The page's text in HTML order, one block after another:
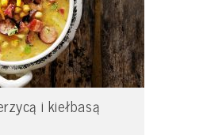
i kiełbasą